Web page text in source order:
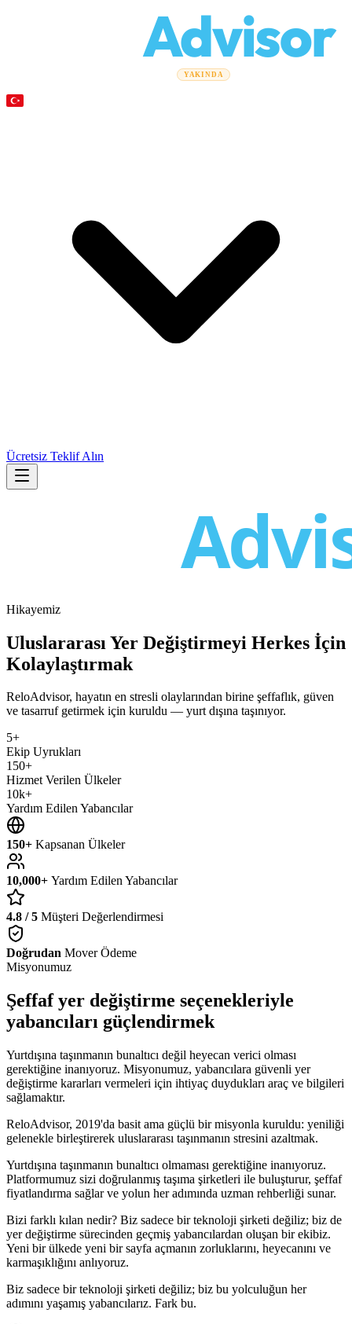
Advisor
YAKINDA
Ücretsiz Teklif Alın
Hikayemiz
Uluslararası Yer Değiştirmeyi Herkes İçin
Kolaylaştırmak
ReloAdvisor, hayatın en stresli olaylarından birine şeffaflık, güven
ve tasarruf getirmek için kuruldu — yurt dışına taşınıyor.
5+
Ekip Uyrukları
150+
Hizmet Verilen Ülkeler
10k+
Yardım Edilen Yabancılar
150+ Kapsanan Ülkeler
10,000+ Yardım Edilen Yabancılar
4.8 / 5 Müşteri Değerlendirmesi
Doğrudan Mover Ödeme
Misyonumuz
Şeffaf yer değiştirme seçenekleriyle
yabancıları güçlendirmek
Yurtdışına taşınmanın bunaltıcı değil heyecan verici olması
gerektiğine inanıyoruz. Misyonumuz, yabancılara güvenli yer
değiştirme kararları vermeleri için ihtiyaç duydukları araç ve bilgileri
sağlamaktır.
ReloAdvisor, 2019'da basit ama güçlü bir misyonla kuruldu: yeniliği
gelenekle birleştirerek uluslararası taşınmanın stresini azaltmak.
Yurtdışına taşınmanın bunaltıcı olmaması gerektiğine inanıyoruz.
Platformumuz sizi doğrulanmış taşıma şirketleri ile buluşturur, şeffaf
fiyatlandırma sağlar ve yolun her adımında uzman rehberliği sunar.
Bizi farklı kılan nedir? Biz sadece bir teknoloji şirketi değiliz; biz de
yer değiştirme sürecinden geçmiş yabancılardan oluşan bir ekibiz.
Yeni bir ülkede yeni bir sayfa açmanın zorluklarını, heyecanını ve
karmaşıklığını anlıyoruz.
Biz sadece bir teknoloji şirketi değiliz; biz bu yolculuğun her
adımını yaşamış yabancılarız. Fark bu.